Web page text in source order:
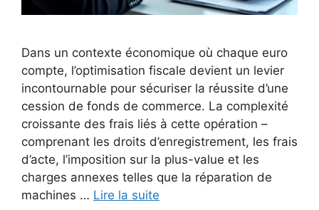
Dans un contexte économique où chaque euro
compte, l’optimisation fiscale devient un levier
incontournable pour sécuriser la réussite d’une
cession de fonds de commerce. La complexité
croissante des frais liés à cette opération –
comprenant les droits d’enregistrement, les frais
d’acte, l’imposition sur la plus-value et les
charges annexes telles que la réparation de
machines … Lire la suite